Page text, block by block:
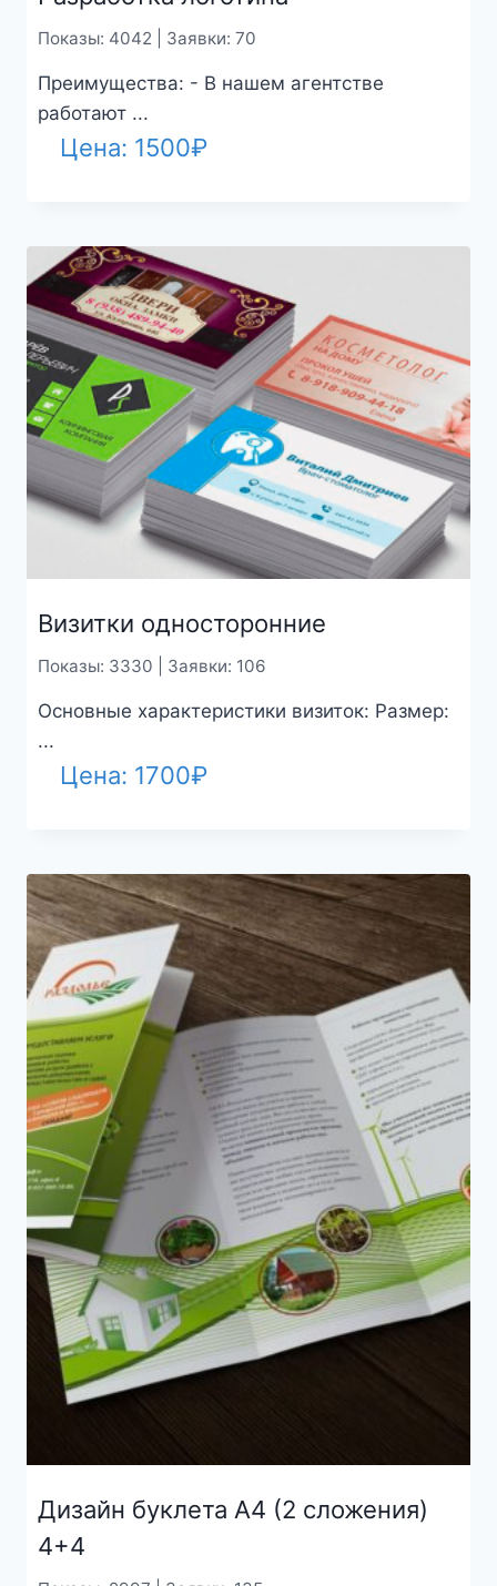
Показы: 4042 | Заявки: 70
Преимущества: - В нашем агентстве
работают ...
Цена: 1500₽
Визитки односторонние
Показы: 3330 | Заявки: 106
Основные характеристики визиток: Размер:
...
Цена: 1700₽
Дизайн буклета А4 (2 сложения)
4+4